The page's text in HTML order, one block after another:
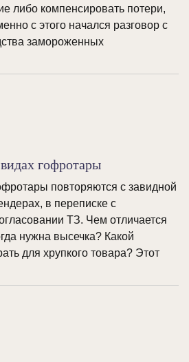
либо компенсировать потери,
с этого начался разговор с
замороженных
гофротары
повторяются с завидной
в переписке с
ТЗ. Чем отличается
нужна высечка? Какой
для хрупкого товара? Этот